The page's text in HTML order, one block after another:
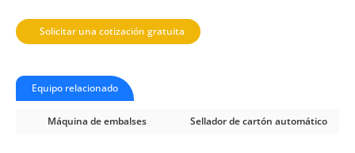
Solicitar una cotización gratuita
Equipo relacionado
Máquina de embalses Sellador de cartón automático